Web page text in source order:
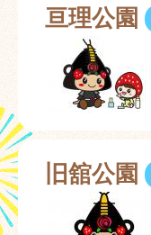
亘理公園
旧舘公園